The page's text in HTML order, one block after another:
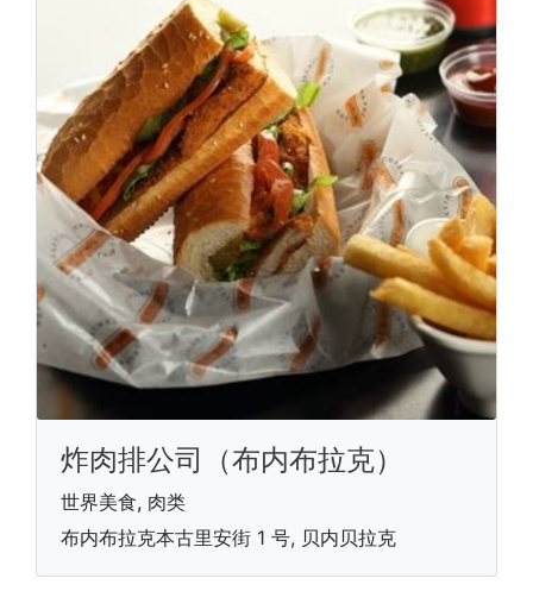
炸肉排公司（布内布拉克）
世界美食, 肉类
布内布拉克本古里安街 1 号, 贝内贝拉克